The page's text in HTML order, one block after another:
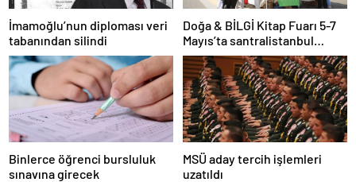
İmamoğlu’nun diploması veri
tabanından silindi
Doğa & BİLGİ Kitap Fuarı 5-7
Mayıs’ta santralistanbul
Kampüsünde kapılarını açıyor
Binlerce öğrenci bursluluk
sınavına girecek
MSÜ aday tercih işlemleri
uzatıldı